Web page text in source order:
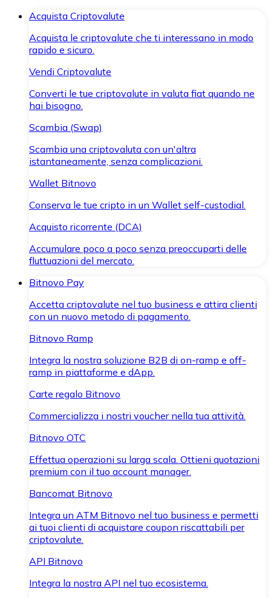
Acquista Criptovalute
Acquista le criptovalute che ti interessano in modo
rapido e sicuro.
Vendi Criptovalute
Converti le tue criptovalute in valuta fiat quando ne
hai bisogno.
Scambia (Swap)
Scambia una criptovaluta con un'altra
istantaneamente, senza complicazioni.
Wallet Bitnovo
Conserva le tue cripto in un Wallet self-custodial.
Acquisto ricorrente (DCA)
Accumulare poco a poco senza preoccuparti delle
fluttuazioni del mercato.
Bitnovo Pay
Accetta criptovalute nel tuo business e attira clienti
con un nuovo metodo di pagamento.
Bitnovo Ramp
Integra la nostra soluzione B2B di on-ramp e off-
ramp in piattaforme e dApp.
Carte regalo Bitnovo
Commercializza i nostri voucher nella tua attività.
Bitnovo OTC
Effettua operazioni su larga scala. Ottieni quotazioni
premium con il tuo account manager.
Bancomat Bitnovo
Integra un ATM Bitnovo nel tuo business e permetti
ai tuoi clienti di acquistare coupon riscattabili per
criptovalute.
API Bitnovo
Integra la nostra API nel tuo ecosistema.